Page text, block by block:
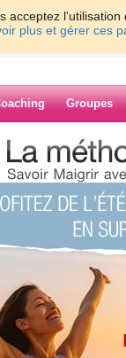
acceptez
plus et gérer ces
Groupes
> > 8eme